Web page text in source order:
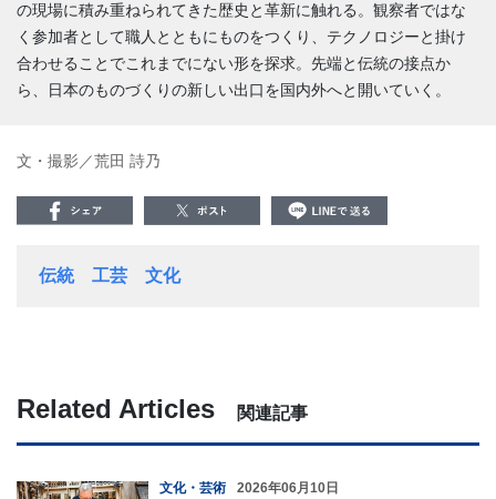
の現場に積み重ねられてきた歴史と革新に触れる。観察者ではな
く参加者として職人とともにものをつくり、テクノロジーと掛け
合わせることでこれまでにない形を探求。先端と伝統の接点か
ら、日本のものづくりの新しい出口を国内外へと開いていく。
文・撮影／荒田 詩乃
伝統 工芸 文化
Related Articles 関連記事
文化・芸術 2026年06月10日